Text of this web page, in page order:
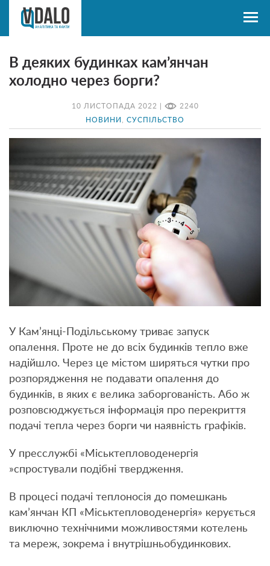
10 ЛИСТОПАДА 2022 | 2240
НОВИНИ СУСПІЛЬСТВО
В деяких будинках кам’янчан
холодно через борги?
У Кам’янці-Подільському триває запуск
опалення. Проте не до всіх будинків тепло вже
надійшло. Через це містом ширяться чутки про
розпорядження не подавати опалення до
будинків, в яких є велика заборгованість. Або ж
розповсюджується інформація про перекриття
подачі тепла через борги чи наявність графіків.
У пресслужбі «Міськтепловоденергія
»спростували подібні твердження.
В процесі подачі теплоносія до помешкань
кам’янчан КП «Міськтепловоденергія» керується
виключно технічними можливостями котелень
та мереж, зокрема і внутрішньобудинкових.